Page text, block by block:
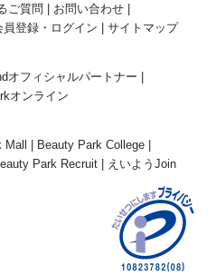
ご質問
お問い合わせ
員登録・ログイン サイトマップ
オフィシャルパートナー
オンライン
Mall
Beauty Park College
Park Recruit えいようJoin